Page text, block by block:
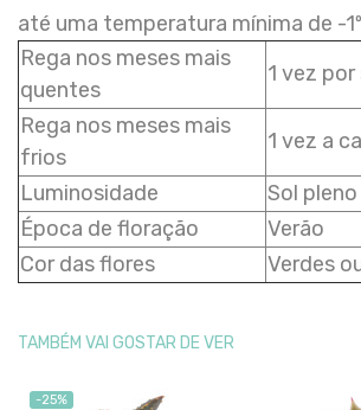
até uma temperatura mínima de -
Rega nos meses mais
quentes
1 vez
Rega nos meses mais
frios
1 vez a
Luminosidade
Sol
Época de floração
Verão
Cor das flores
Verdes
TAMBÉM VAI GOSTAR DE VER
-25%